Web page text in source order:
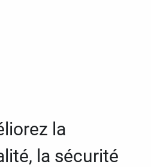
la
la sécurité